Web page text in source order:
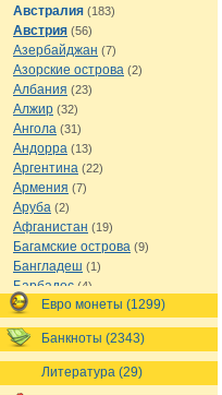
Австралия (183)
Австрия (56)
Азербайджан (7)
Азорские острова (2)
Албания (23)
Алжир (32)
Ангола (31)
Андорра (13)
Аргентина (22)
Армения (7)
Аруба (2)
Афганистан (19)
Багамские острова (9)
Бангладеш (1)
Барбадос (4)
Бахрейн(1)
Беларусь(18)
Белиз(16)
Бельгия(69)
Бельгийское Конго(4)
Евро монеты (1299)
Банкноты (2343)
Литература (29)